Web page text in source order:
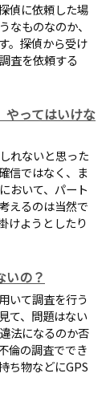
偵に依頼した場
ものなのか、
。探偵から受け
査を依頼する
やってはいけな
れないと思った
信ではなく、ま
おいて、パート
えるのは当然で
けようとしたり
いの？
いて調査を行う
て、問題はない
法になるのか否
倫の調査ででき
ち物などにGPS